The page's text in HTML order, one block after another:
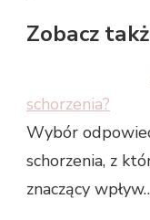
Zobacz
schorzenia?
Wybór
schorzenia, z
znaczący